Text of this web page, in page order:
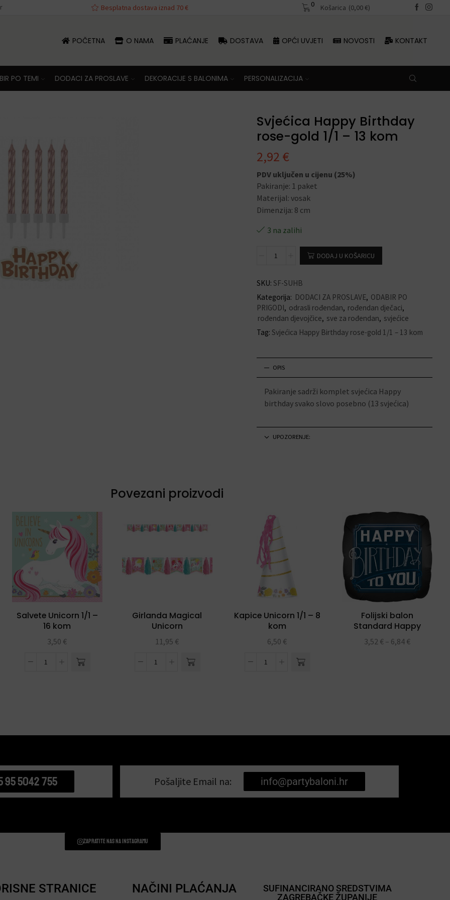
iznad 70 € Besplatna dostava iznad 70 € Besplatna dostava iznad 70 €
0 Košarica (0,00€)
POČETNA O NAMA PLAĆANJE DOSTAVA OPĆI UVJETI NOVOSTI KONTAKT
PO TEMI DODACI ZA PROSLAVE DEKORACIJE S BALONIMA PERSONALIZACIJA
Svjećica Happy Birthday
rose-gold 1/1 – 13 kom
2,92 €
PDV uključen u cijenu (25%)
Pakiranje: 1 paket
Materijal: vosak
Dimenzija: 8 cm
3 na zalihi
DODAJ U KOŠARICU
SKU: SF-SUHB
Kategorija: DODACI ZA PROSLAVE, ODABIR PO
PRIGODI, odrasli rođendan, rođendan dječaci,
rođendan djevojčice, sve za rođendan, svjećice
Tag: Svjećica Happy Birthday rose-gold 1/1 – 13 kom
OPIS
Pakiranje sadrži komplet svjećica Happy
birthday svako slovo posebno (13 svjećica)
UPOZORENJE:
Povezani proizvodi
Salvete Unicorn 1/1 –
16 kom
3,50 €
Girlanda Magical
Unicorn
11,95 €
Kapice Unicorn 1/1 – 8
kom
6,50 €
Folijski balon
Standard Happy
Birthday Man
3,52 € – 6,84 €
95 5042 755 Pošaljite Email na: info@partybaloni.hr
Zapratite nas na instagramu
STRANICE NAČINI PLAĆANJA
SUFINANCIRANO SREDSTVIMA
ZAGREBAČKE ŽUPANIJE